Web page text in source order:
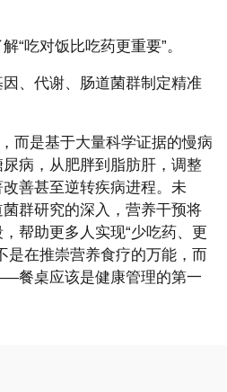
“吃对饭比吃药更重要”。
、代谢、肠道菌群制定精准
而是基于大量科学证据的慢病
病，从肥胖到脂肪肝，调整
善甚至逆转疾病进程。未
群研究的深入，营养干预将
帮助更多人实现“少吃药、更
是在推崇营养食疗的万能，而
餐桌应该是健康管理的第一